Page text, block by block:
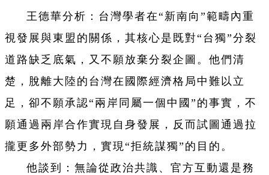
王德華分析：台灣學者在“新南向”範疇內重
視發展與東盟的關係，其核心是既對“台獨”分裂
道路缺乏底氣，又不願放棄分裂企圖。他們清
楚，脫離大陸的台灣在國際經濟格局中難以立
足，卻不願承認“兩岸同屬一個中國”的事實，不
願通過兩岸合作實現自身發展，反而試圖通過拉
攏更多外部勢力，實現“拒統謀獨”的目的。
他談到：無論從政治共識、官方互動還是務